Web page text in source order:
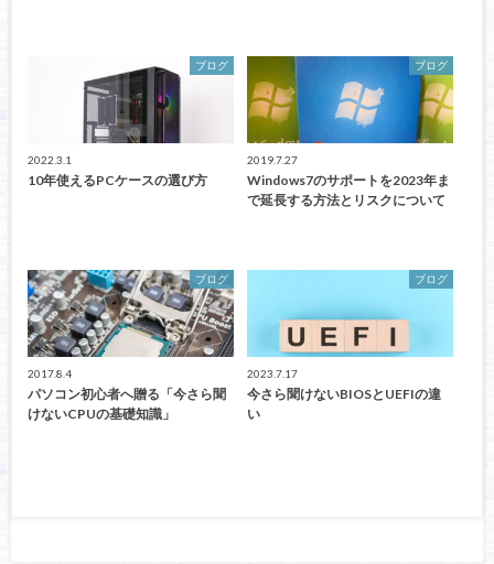
ブログ
2022.3.1
10年使えるPCケースの選び方
ブログ
2019.7.27
Windows7のサポートを2023年ま
で延長する方法とリスクについて
ブログ
2017.8.4
パソコン初心者へ贈る「今さら聞
けないCPUの基礎知識」
ブログ
2023.7.17
今さら聞けないBIOSとUEFIの違
い